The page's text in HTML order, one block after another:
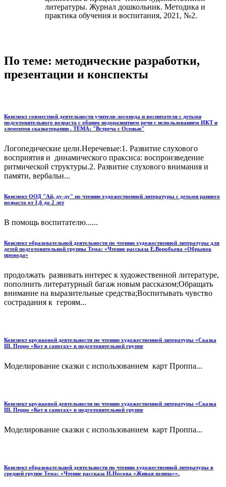
литературы. Журнал дошкольник. Методика и
практика обучения и воспитания, 2021, №2.
По теме: методические разработки,
презентации и конспекты
Конспект совместной деятельности учителя-логопеда и воспитателя с детьми
подготовительного возраста с общим недоразвитием речи с использованием ИКТ и
элементов сказкотерапии . ТЕМА: "Встреча с Осенью"
Логопедические цели.Неречевые:1. Развитие слухового
восприятия и динамического праксиса: воспроизведение
ритмической структуры.2. Развитие слухового внимания и
памяти, вербальн...
Конспект ООД "Ай, ду-ду" по чтению художественной литературы с детьми раннего
возраста от 1,6 до 2 лет
В помощь воспитателю......
Конспект образовательной деятельности по чтению художественной литературы для
детей подготовительной группы Тема: «Чтение рассказа Е.Воробьева «Обрывок
провода»
продолжать развивать интерес к художественной литературе,
пополнить литературный багаж новым рассказом;Обращать
внимание на выразительные средства;Воспитывать чувство
сострадания к героям...
Конспект кружковой деятельности по чтению художественной литературы «Сказка
Ш. Перро «Кот в сапогах» в подготовительной группе
Моделирование сказки с использованием карт Проппа...
Конспект кружковой деятельности по чтению художественной литературы «Сказка
Ш. Перро «Кот в сапогах» в подготовительной группе
Моделирование сказки с использованием карт Проппа...
Конспект образовательной деятельности по чтению художественной литературы в
средней группе Тема: «Чтение рассказа Н.Носова «Живая шляпа»».